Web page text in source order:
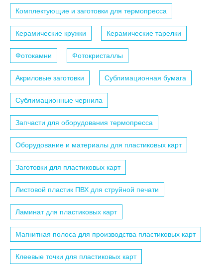
Комплектующие и заготовки для термопресса
Керамические кружки Керамические тарелки
Фотокамни Фотокристаллы
Акриловые заготовки Сублимационная бумага
Сублимационные чернила
Запчасти для оборудования термопресса
Оборудование и материалы для пластиковых карт
Заготовки для пластиковых карт
Листовой пластик ПВХ для струйной печати
Ламинат для пластиковых карт
Магнитная полоса для производства пластиковых карт
Клеевые точки для пластиковых карт